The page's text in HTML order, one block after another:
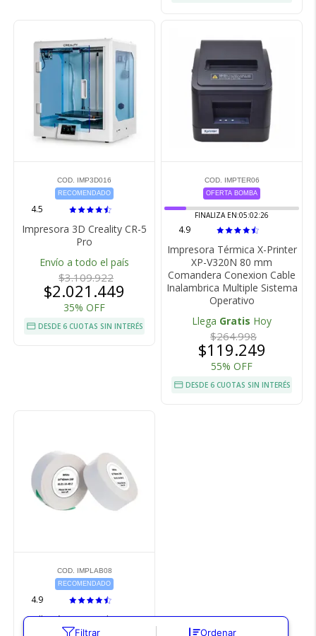
Filtrar Ordenar
COD. IMP3D016
RECOMENDADO
4.5
Impresora 3D Creality CR-5
Pro
Envío a todo el país
$3.109.922
$2.021.449
35% OFF
DESDE 6 CUOTAS SIN INTERÉS
COD. IMPTER06
OFERTA BOMBA
FINALIZA EN:05:02:25
4.9
Impresora Térmica X-Printer
XP-V320N 80 mm
Comandera Conexion Cable
Inalambrica Multiple Sistema
Operativo
Llega Gratis Hoy
$264.998
$119.249
55% OFF
DESDE 6 CUOTAS SIN INTERÉS
COD. IMPLAB08
RECOMENDADO
4.9
Rollo térmico Gadnic HP2
14×40 mm